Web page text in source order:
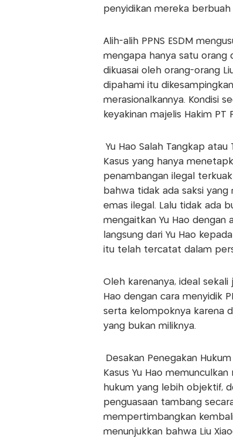
penyidikan mereka
Alih-alih PPNS ESDM
mengapa hanya satu orang
dikuasai oleh orang-orang
dipahami itu
merasionalkannya. Kondisi
keyakinan majelis Hakim PT
Yu Hao Salah Tangkap atau
Kasus yang hanya
penambangan ilegal
bahwa tidak ada saksi
emas ilegal. Lalu tidak ada
mengaitkan Yu Hao
langsung dari Yu Hao
itu telah tercatat dalam
Oleh karenanya, ideal
Hao dengan cara menyidik
serta kelompoknya karena
yang bukan miliknya.
Desakan Penegakan
Kasus Yu Hao
hukum yang lebih objektif,
penguasaan tambang
mempertimbangkan
menunjukkan bahwa Liu